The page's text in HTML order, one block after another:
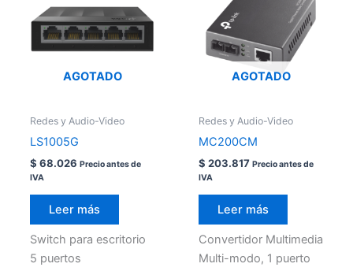
AGOTADO
Redes y Audio-Video
LS1005G
$ 68.026 Precio antes de
IVA
Leer más
Switch para escritorio
5 puertos
AGOTADO
Redes y Audio-Video
MC200CM
$ 203.817 Precio antes de
IVA
Leer más
Convertidor Multimedia
Multi-modo, 1 puerto